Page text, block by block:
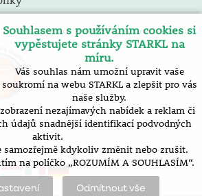
Souhlasem s používáním cookies si
vypěstujete stránky STARKL na
míru.
Váš souhlas nám umožní upravit vaše
soukromí na webu STARKL a zlepšit pro vás
naše služby.
nezajímavých nabídek a reklam či
údajů snadnější identifikací podvodných
aktivit.
samozřejmě kdykoliv změnit nebo zrušit.
na políčko „ROZUMÍM A SOUHLASÍM“.
Odmítnout vše